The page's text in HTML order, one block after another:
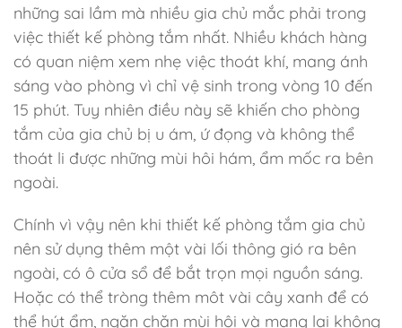
những sai lầm mà nhiều gia chủ mắc phải trong
việc thiết kế phòng tắm nhất. Nhiều khách hàng
có quan niệm xem nhẹ việc thoát khí, mang ánh
sáng vào phòng vì chỉ vệ sinh trong vòng 10 đến
15 phút. Tuy nhiên điều này sẽ khiến cho phòng
tắm của gia chủ bị u ám, ứ đọng và không thể
thoát li được những mùi hôi hám, ẩm mốc ra bên
ngoài.
Chính vì vậy nên khi thiết kế phòng tắm gia chủ
nên sử dụng thêm một vài lối thông gió ra bên
ngoài, có ô cửa sổ để bắt trọn mọi nguồn sáng.
Hoặc có thể tròng thêm môt vài cây xanh để có
thể hút ẩm, ngăn chặn mùi hôi và mang lại không